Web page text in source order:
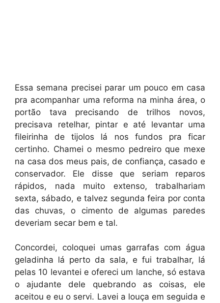
Essa semana precisei parar um pouco em casa
pra acompanhar uma reforma na minha área, o
portão tava precisando de trilhos novos,
precisava retelhar, pintar e até levantar uma
fileirinha de tijolos lá nos fundos pra ficar
certinho. Chamei o mesmo pedreiro que mexe
na casa dos meus pais, de confiança, casado e
conservador. Ele disse que seriam reparos
rápidos, nada muito extenso, trabalhariam
sexta, sábado, e talvez segunda feira por conta
das chuvas, o cimento de algumas paredes
deveriam secar bem e tal.
Concordei, coloquei umas garrafas com água
geladinha lá perto da sala, e fui trabalhar, lá
pelas 10 levantei e ofereci um lanche, só estava
o ajudante dele quebrando as coisas, ele
aceitou e eu o servi. Lavei a louça em seguida e